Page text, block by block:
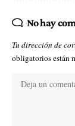
No hay
Tu dirección de
obligatorios están